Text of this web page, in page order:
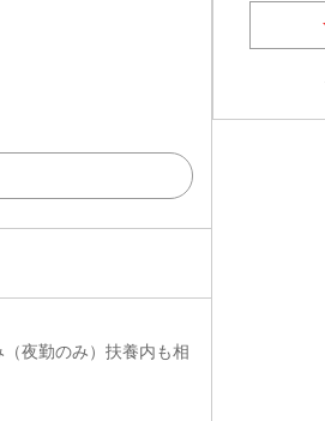
夜勤のみ）扶養内も相